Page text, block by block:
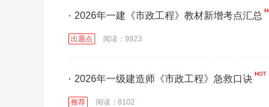
· 2026年一建《市政工程》教材新增考点汇总
出题点 阅读：9923
· 2026年一级建造师《市政工程》急救口诀
推荐 阅读：8102